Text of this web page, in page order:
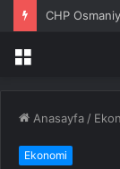
Menü
Anasayfa /
Ekonomi